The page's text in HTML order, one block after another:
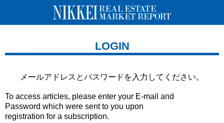
LOGIN
メールアドレスとパスワードを 入力してください。
To access articles, please enter your E-mail and
Password which were sent to you upon
registration for a subscription.